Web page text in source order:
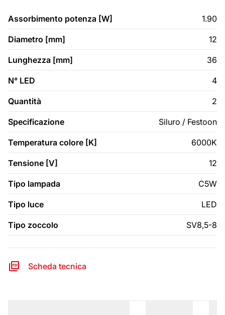
Assorbimento potenza [W] 1.90
Diametro [mm] 12
Lunghezza [mm] 36
N° LED 4
Quantità 2
Specificazione Siluro / Festoon
Temperatura colore [K] 6000K
Tensione [V] 12
Tipo lampada C5W
Tipo luce LED
Tipo zoccolo SV8,5-8
Scheda tecnica